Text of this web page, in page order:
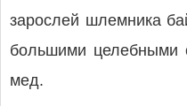
зарослей шлемника
большими целебными
мед.